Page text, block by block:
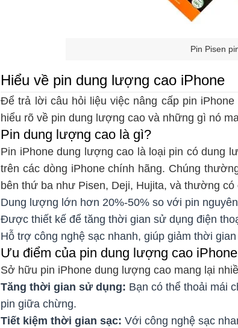
Pin Pisen
Hiểu về pin dung lượng cao iPhone
Để trả lời câu hỏi liệu việc nâng cấp pin
hiểu rõ về pin dung lượng cao và những gì nó
Pin dung lượng cao là gì?
Pin iPhone dung lượng cao là loại pin có dung
trên các dòng iPhone chính hãng. Chúng
bên thứ ba như Pisen, Deji, Hujita, và thường
Dung lượng lớn hơn 20%-50% so với pin
Được thiết kế để tăng thời gian sử dụng điện
Hỗ trợ công nghệ sạc nhanh, giúp giảm thời
Ưu điểm của pin dung lượng cao iPhone
Sở hữu pin iPhone dung lượng cao mang lại
Tăng thời gian sử dụng: Bạn có thể thoải mái
pin giữa chừng.
Tiết kiệm thời gian sạc: Với công nghệ sạc